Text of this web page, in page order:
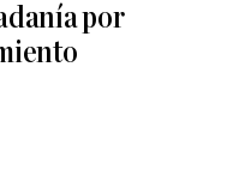
por